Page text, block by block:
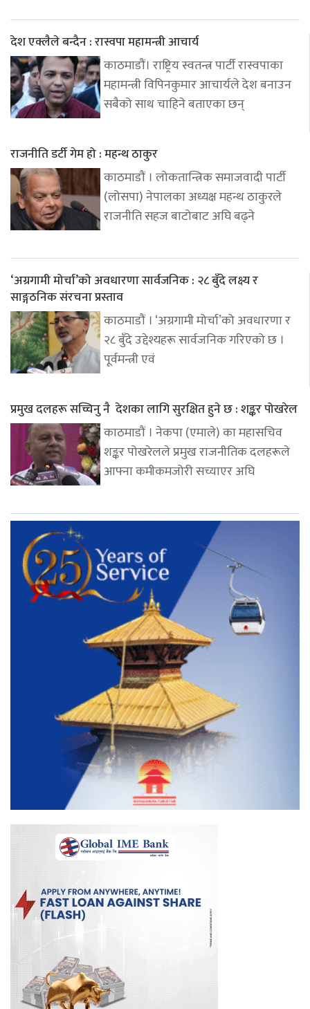
देश एक्लैले बन्दैन : रास्वपा महामन्त्री आचार्य
काठमाडौं। राष्ट्रिय स्वतन्त्र पार्टी रास्वपाका
महामन्त्री विपिनकुमार आचार्यले देश बनाउन
सबैको साथ चाहिने बताएका छन्
राजनीति डर्टी गेम हो : महन्थ ठाकुर
काठमाडौं । लोकतान्त्रिक समाजवादी पार्टी
(लोसपा) नेपालका अध्यक्ष महन्थ ठाकुरले
राजनीति सहज बाटोबाट अघि बढ्ने
‘अग्रगामी मोर्चा’को अवधारणा सार्वजनिक : २८ बुँदे लक्ष्य र
साङ्गठनिक संरचना प्रस्ताव
काठमाडौं । ‘अग्रगामी मोर्चा’को अवधारणा र
२८ बुँदे उद्देश्यहरू सार्वजनिक गरिएको छ ।
पूर्वमन्त्री एवं
प्रमुख दलहरू सच्चिनु नै देशका लागि सुरक्षित हुने छ : शङ्कर पोखरेल
काठमाडौं । नेकपा (एमाले) का महासचिव
शङ्कर पोखरेलले प्रमुख राजनीतिक दलहरूले
आफ्ना कमीकमजोरी सच्याएर अघि